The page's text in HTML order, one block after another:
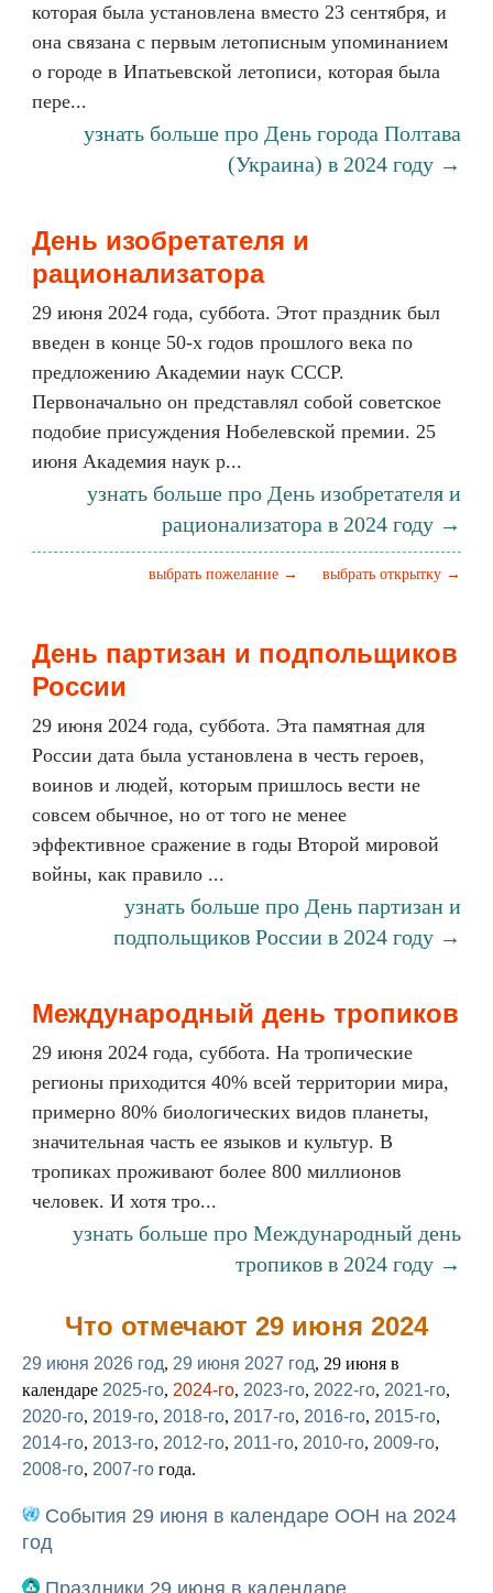
которая была установлена вместо 23 сентября, и
она связана с первым летописным упоминанием
о городе в Ипатьевской летописи, которая была
пере...
узнать больше про День города Полтава
(Украина) в 2024 году →
День изобретателя и
рационализатора
29 июня 2024 года, суббота. Этот праздник был
введен в конце 50-х годов прошлого века по
предложению Академии наук СССР.
Первоначально он представлял собой советское
подобие присуждения Нобелевской премии. 25
июня Академия наук р...
узнать больше про День изобретателя и
рационализатора в 2024 году →
выбрать открытку →
выбрать пожелание →
День партизан и подпольщиков
России
29 июня 2024 года, суббота. Эта памятная для
России дата была установлена в честь героев,
воинов и людей, которым пришлось вести не
совсем обычное, но от того не менее
эффективное сражение в годы Второй мировой
войны, как правило ...
узнать больше про День партизан и
подпольщиков России в 2024 году →
Международный день тропиков
29 июня 2024 года, суббота. На тропические
регионы приходится 40% всей территории мира,
примерно 80% биологических видов планеты,
значительная часть ее языков и культур. В
тропиках проживают более 800 миллионов
человек. И хотя тро...
узнать больше про Международный день
тропиков в 2024 году →
Что отмечают 29 июня 2024
29 июня 2026 год, 29 июня 2027 год, 29 июня в
календаре 2025-го, 2024-го, 2023-го, 2022-го, 2021-го,
2020-го, 2019-го, 2018-го, 2017-го, 2016-го, 2015-го,
2014-го, 2013-го, 2012-го, 2011-го, 2010-го, 2009-го,
2008-го, 2007-го года.
События 29 июня в календаре ООН на 2024
год
Праздники 29 июня в календаре